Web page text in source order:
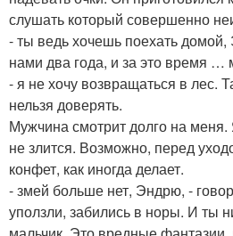
слушать который совершенно
- ты ведь хочешь поехать
нами два года, и за это время …
- я не хочу возвращаться в лес.
нельзя доверять.
Мужчина смотрит долго на
не злится. Возможно, перед
конфет, как иногда делает.
- змей больше нет, Эндрю, -
уползли, забились в норы. И ты